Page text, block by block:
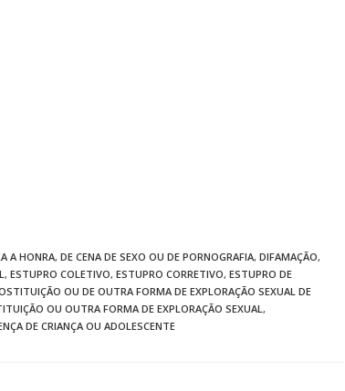
A HONRA, DE CENA DE SEXO OU DE PORNOGRAFIA, DIFAMAÇÃO,
, ESTUPRO COLETIVO, ESTUPRO CORRETIVO, ESTUPRO DE
OU DE OUTRA FORMA DE EXPLORAÇÃO SEXUAL DE
OU OUTRA FORMA DE EXPLORAÇÃO SEXUAL,
DE CRIANÇA OU ADOLESCENTE